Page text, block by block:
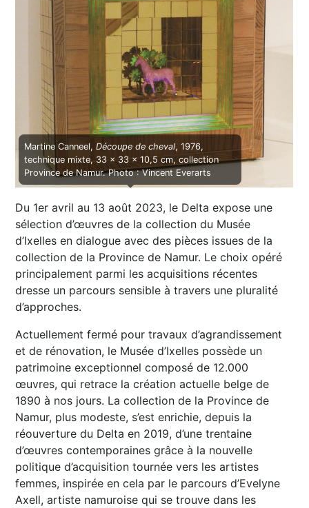
Martine Canneel,Découpe de cheval, 1976,
technique mixte, 33 x 33 x 10,5 cm, collection
Province de Namur. Photo : Vincent Everarts
Du 1er avril au 13 août 2023, le Delta expose une
sélection d’œuvres de la collection du Musée
d’Ixelles en dialogue avec des pièces issues de la
collection de la Province de Namur. Le choix opéré
principalement parmi les acquisitions récentes
dresse un parcours sensible à travers une pluralité
d’approches.
Actuellement fermé pour travaux d’agrandissement
et de rénovation, le Musée d’Ixelles possède un
patrimoine exceptionnel composé de 12.000
œuvres, qui retrace la création actuelle belge de
1890 à nos jours. La collection de la Province de
Namur, plus modeste, s’est enrichie, depuis la
réouverture du Delta en 2019, d’une trentaine
d’œuvres contemporaines grâce à la nouvelle
politique d’acquisition tournée vers les artistes
femmes, inspirée en cela par le parcours d’Evelyne
Axell, artiste namuroise qui se trouve dans les